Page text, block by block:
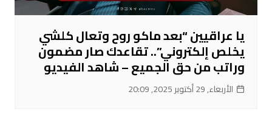
يا عراقيين “بعد ماكو روح وتعال كلشي
يخلص إلكتروني”.. تقاعدك صار مضمون
وراتب من حق الجميع – شاهد الفيديو
الأربعاء, 29 أكتوبر 2025, 20:09